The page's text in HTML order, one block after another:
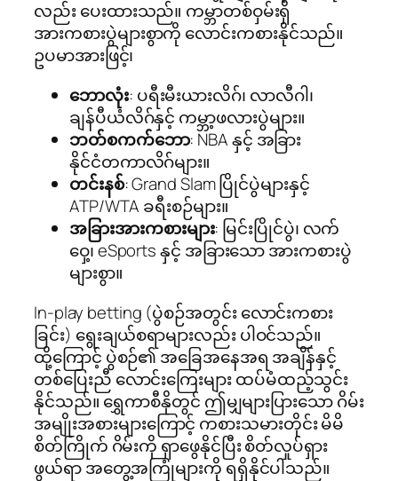
လည်း ပေးထားသည်။ ကမ္ဘာတစ်ဝှမ်းရှိ
အားကစားပွဲများစွာကို လောင်းကစားနိုင်သည်။
ဥပမာအားဖြင့်၊
ဘောလုံး: ပရီးမီးယားလိဂ်၊ လာလီဂါ၊
ချန်ပီယံလိဂ်နှင့် ကမ္ဘာ့ဖလားပွဲများ။
ဘတ်စကက်ဘော: NBA နှင့် အခြား
နိုင်ငံတကာလိဂ်များ။
တင်းနစ်: Grand Slam ပြိုင်ပွဲများနှင့်
ATP/WTA ခရီးစဉ်များ။
အခြားအားကစားများ: မြင်းပြိုင်ပွဲ၊ လက်
ဝှေ့၊ eSports နှင့် အခြားသော အားကစားပွဲ
များစွာ။
In-play betting (ပွဲစဉ်အတွင်း လောင်းကစား
ခြင်း) ရွေးချယ်စရာများလည်း ပါဝင်သည်။
ထို့ကြောင့် ပွဲစဉ်၏ အခြေအနေအရ အချိန်နှင့်
တစ်ပြေးညီ လောင်းကြေးများ ထပ်မံထည့်သွင်း
နိုင်သည်။ ရွှေကာစီနိုတွင် ဤမျှများပြားသော ဂိမ်း
အမျိုးအစားများကြောင့် ကစားသမားတိုင်း မိမိ
စိတ်ကြိုက် ဂိမ်းကို ရှာဖွေနိုင်ပြီး စိတ်လှုပ်ရှား
ဖွယ်ရာ အတွေ့အကြုံများကို ရရှိနိုင်ပါသည်။